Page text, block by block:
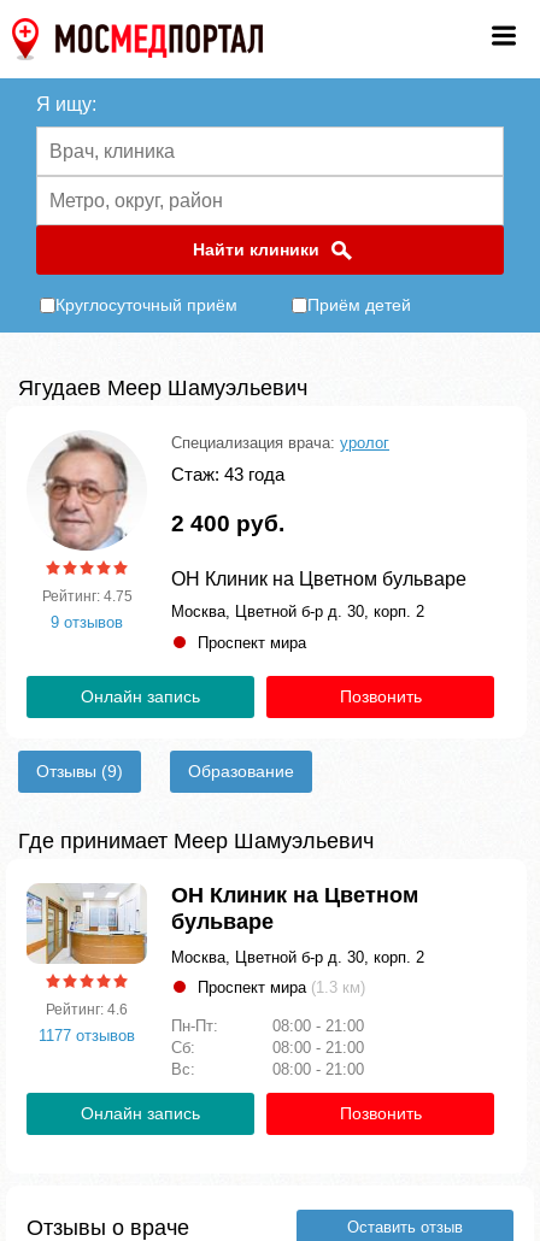
Я ищу:
Найти клиники
Круглосуточный приём Приём детей
Ягудаев Меер Шамуэльевич
Рейтинг: 4.75
9 отзывов
Специализация врача: уролог
Стаж: 43 года
2 400 руб.
ОН Клиник на Цветном бульваре
Москва, Цветной б-р д. 30, корп. 2
Проспект мира
Онлайн запись Позвонить
Отзывы (9) Образование
Где принимает Меер Шамуэльевич
Рейтинг: 4.6
1177 отзывов
ОН Клиник на Цветном
бульваре
Москва, Цветной б-р д. 30, корп. 2
Проспект мира (1.3 км)
Пн-Пт:
08:00 - 21:00
Сб:
08:00 - 21:00
Вс:
08:00 - 21:00
Онлайн запись Позвонить
Отзывы о враче Оставить отзыв